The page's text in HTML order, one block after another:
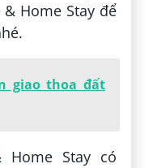
& Home Stay để
giao thoa đất
Home Stay có